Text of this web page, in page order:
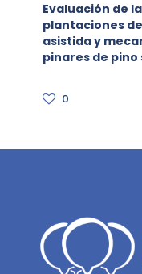
Evaluación de
plantaciones
asistida y
pinares de
0